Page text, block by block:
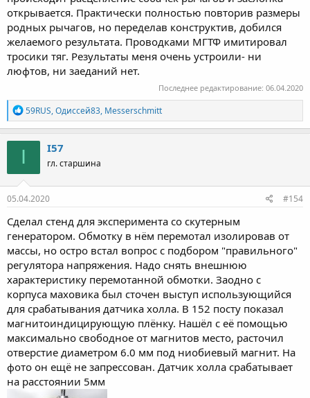
открывается. Практически полностью повторив размеры
родных рычагов, но переделав конструктив, добился
желаемого результата. Проводками МГТФ имитировал
тросики тяг. Результаты меня очень устроили- ни
люфтов, ни заеданий нет.
Последнее редактирование: 06.04.2020
Р
е
а
к
и
:
59RUS,Одиссей83, Messerschmitt
I I57
гл. старшина
05.04.2020 #154
Сделал стенд для эксперимента со скутерным
генератором. Обмотку в нём перемотал изолировав от
массы, но остро встал вопрос с подбором "правильного"
регулятора напряжения. Надо снять внешнюю
характеристику перемотанной обмотки. Заодно с
корпуса маховика был сточен выступ использующийся
для срабатывания датчика холла. В 152 посту показал
магнитоиндицирующую плёнку. Нашёл с её помощью
максимально свободное от магнитов место, расточил
отверстие диаметром 6.0 мм под ниобиевый магнит. На
фото он ещё не запрессован. Датчик холла срабатывает
на расстоянии 5мм